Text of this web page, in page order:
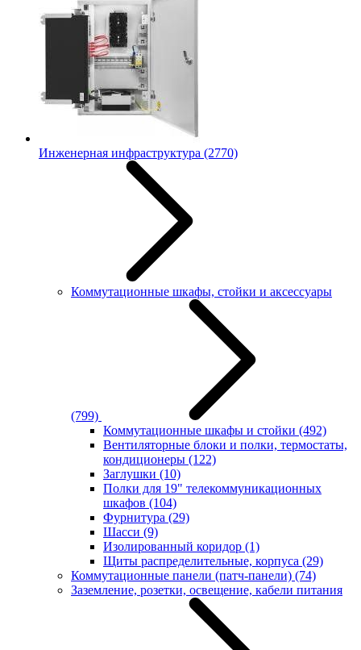
Инженерная инфраструктура (2770)
Коммутационные шкафы, стойки и аксессуары
(799)
Коммутационные шкафы и стойки (492)
Вентиляторные блоки и полки, термостаты,
кондиционеры (122)
Заглушки (10)
Полки для 19" телекоммуникационных
шкафов (104)
Фурнитура (29)
Шасси (9)
Изолированный коридор (1)
Щиты распределительные, корпуса (29)
Коммутационные панели (патч-панели) (74)
Заземление, розетки, освещение, кабели питания